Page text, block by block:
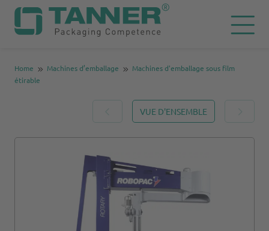
Home Machines d’emballage
Machines d'emballage sous film
étirable
VUE D'ENSEMBLE